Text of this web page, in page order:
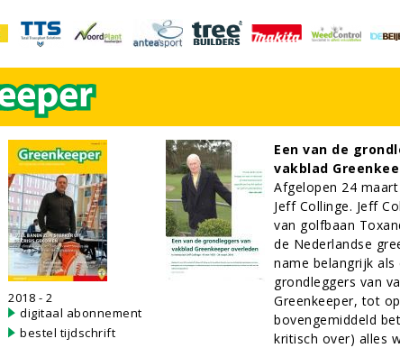
2018 - 2
digitaal abonnement
bestel tijdschrift
Een van de
vakblad
Afgelopen 24
Jeff Collinge. Jeff
van golfbaan
de Nederlandse
name belangrijk als
grondleggers van
Greenkeeper, tot
bovengemiddeld
kritisch over) alles